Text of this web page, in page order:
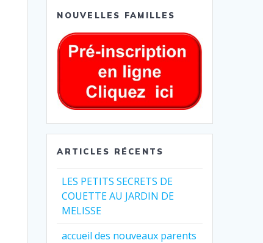
NOUVELLES FAMILLES
ARTICLES RÉCENTS
LES PETITS SECRETS DE
COUETTE AU JARDIN DE
MELISSE
accueil des nouveaux parents